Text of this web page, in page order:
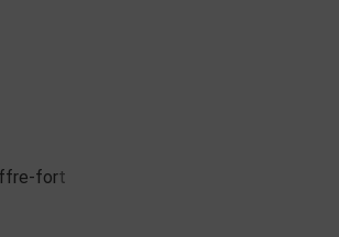
fort